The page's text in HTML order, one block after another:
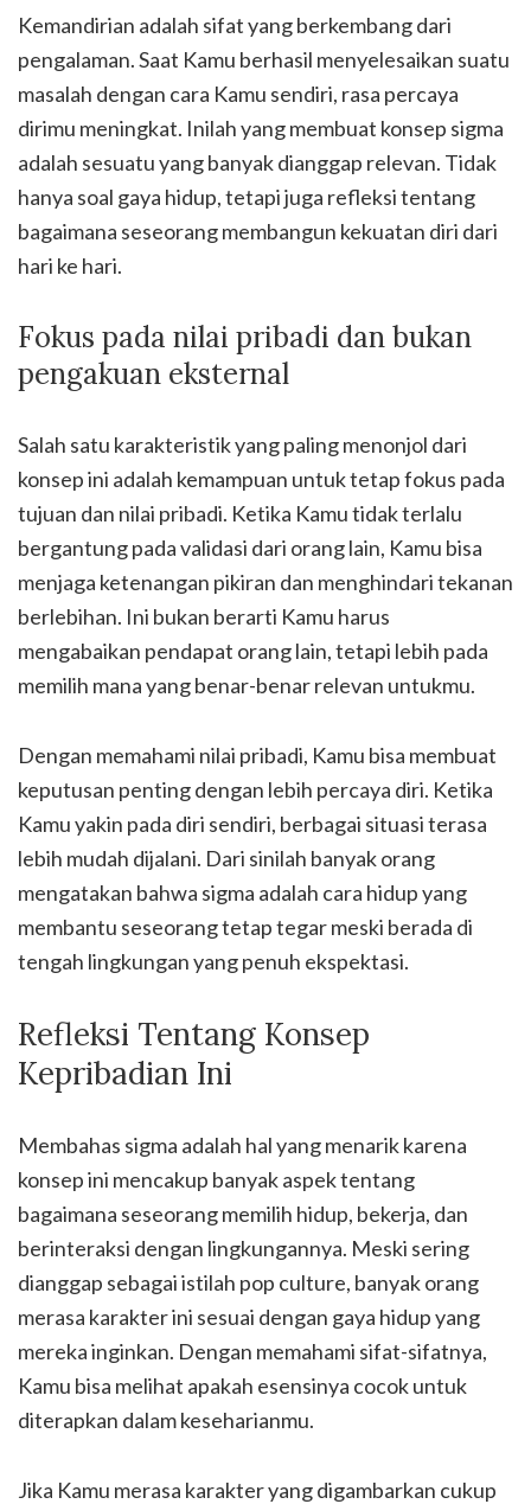
Kemandirian adalah sifat yang berkembang dari
pengalaman. Saat Kamu berhasil menyelesaikan suatu
masalah dengan cara Kamu sendiri, rasa percaya
dirimu meningkat. Inilah yang membuat konsep sigma
adalah sesuatu yang banyak dianggap relevan. Tidak
hanya soal gaya hidup, tetapi juga refleksi tentang
bagaimana seseorang membangun kekuatan diri dari
hari ke hari.
Fokus pada nilai pribadi dan bukan
pengakuan eksternal
Salah satu karakteristik yang paling menonjol dari
konsep ini adalah kemampuan untuk tetap fokus pada
tujuan dan nilai pribadi. Ketika Kamu tidak terlalu
bergantung pada validasi dari orang lain, Kamu bisa
menjaga ketenangan pikiran dan menghindari tekanan
berlebihan. Ini bukan berarti Kamu harus
mengabaikan pendapat orang lain, tetapi lebih pada
memilih mana yang benar-benar relevan untukmu.
Dengan memahami nilai pribadi, Kamu bisa membuat
keputusan penting dengan lebih percaya diri. Ketika
Kamu yakin pada diri sendiri, berbagai situasi terasa
lebih mudah dijalani. Dari sinilah banyak orang
mengatakan bahwa sigma adalah cara hidup yang
membantu seseorang tetap tegar meski berada di
tengah lingkungan yang penuh ekspektasi.
Refleksi Tentang Konsep
Kepribadian Ini
Membahas sigma adalah hal yang menarik karena
konsep ini mencakup banyak aspek tentang
bagaimana seseorang memilih hidup, bekerja, dan
berinteraksi dengan lingkungannya. Meski sering
dianggap sebagai istilah pop culture, banyak orang
merasa karakter ini sesuai dengan gaya hidup yang
mereka inginkan. Dengan memahami sifat-sifatnya,
Kamu bisa melihat apakah esensinya cocok untuk
diterapkan dalam keseharianmu.
Jika Kamu merasa karakter yang digambarkan cukup